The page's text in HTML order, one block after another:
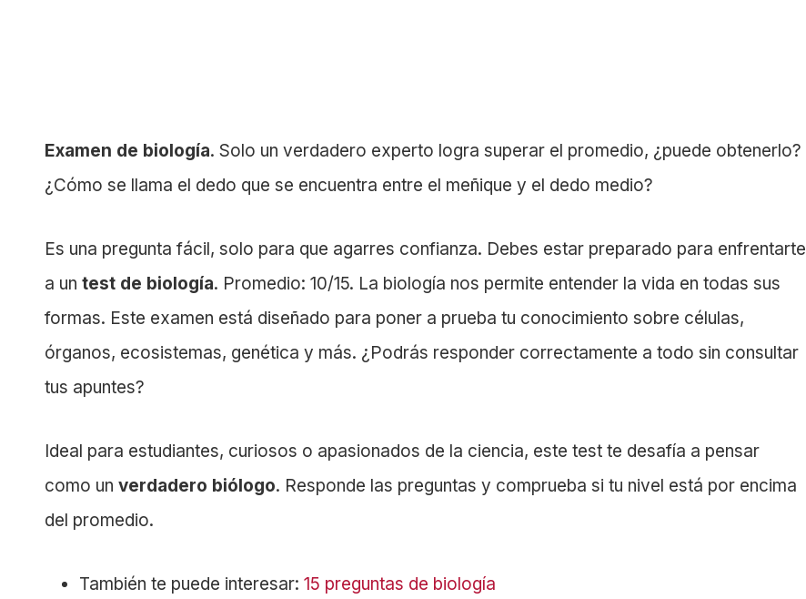
Examen de biología. Solo un verdadero experto logra superar el promedio, ¿puede obtenerlo?
¿Cómo se llama el dedo que se encuentra entre el meñique y el dedo medio?
Es una pregunta fácil, solo para que agarres confianza. Debes estar preparado para enfrentarte
a untest de biología. Promedio: 10/15. La biología nos permite entender la vida en todas sus
formas. Este examen está diseñado para poner a prueba tu conocimiento sobre células,
órganos, ecosistemas, genética y más. ¿Podrás responder correctamente a todo sin consultar
tus apuntes?
Ideal para estudiantes, curiosos o apasionados de la ciencia, este test te desafía a pensar
como unverdadero biólogo. Responde las preguntas y comprueba si tu nivel está por encima
del promedio.
También te puede interesar:15 preguntas de biología